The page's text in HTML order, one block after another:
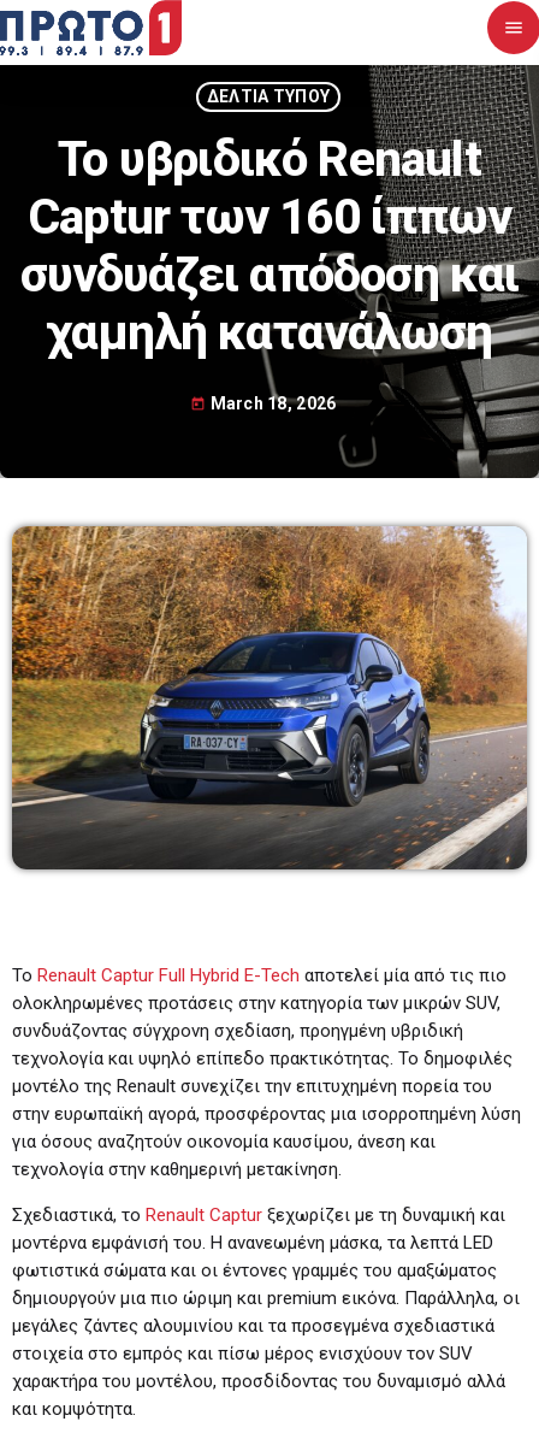
menu
close
Αρχική
Σχετικά με εμάς
Νέα
Διαγωνισμοί
TOP 20
13:00 - 14:00
BEST OF DRIVE TIME
09:00-11:00
09:00 - 11:00
TOP 20
17:00 - 18:00
ΔΕΛΤΙΑ ΤΥΠΟΥ
Το υβριδικό Renault
Captur των 160 ίππων
συνδυάζει απόδοση και
χαμηλή κατανάλωση
today March 18, 2026
Το Renault Captur Full Hybrid E-Tech αποτελεί μία από τις πιο
ολοκληρωμένες προτάσεις στην κατηγορία των μικρών SUV,
συνδυάζοντας σύγχρονη σχεδίαση, προηγμένη υβριδική
τεχνολογία και υψηλό επίπεδο πρακτικότητας. Το δημοφιλές
μοντέλο της Renault συνεχίζει την επιτυχημένη πορεία του
στην ευρωπαϊκή αγορά, προσφέροντας μια ισορροπημένη λύση
για όσους αναζητούν οικονομία καυσίμου, άνεση και
τεχνολογία στην καθημερινή μετακίνηση.
Σχεδιαστικά, το Renault Captur ξεχωρίζει με τη δυναμική και
μοντέρνα εμφάνισή του. Η ανανεωμένη μάσκα, τα λεπτά LED
φωτιστικά σώματα και οι έντονες γραμμές του αμαξώματος
δημιουργούν μια πιο ώριμη και premium εικόνα. Παράλληλα, οι
μεγάλες ζάντες αλουμινίου και τα προσεγμένα σχεδιαστικά
στοιχεία στο εμπρός και πίσω μέρος ενισχύουν τον SUV
χαρακτήρα του μοντέλου, προσδίδοντας του δυναμισμό αλλά
και κομψότητα.